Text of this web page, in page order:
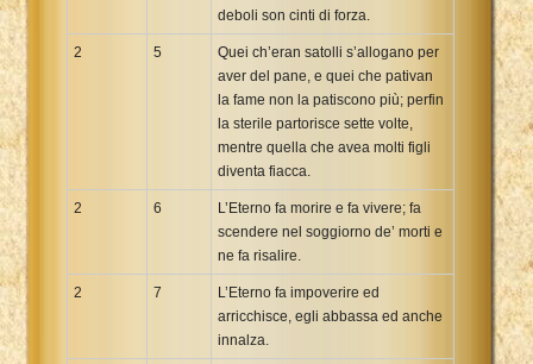
deboli son cinti di forza.
2 5
Quei ch’eran satolli s’allogano per
aver del pane, e quei che pativan
la fame non la patiscono più; perfin
la sterile partorisce sette volte,
mentre quella che avea molti figli
diventa fiacca.
2 6
L’Eterno fa morire e fa vivere; fa
scendere nel soggiorno de’ morti e
ne fa risalire.
2 7
L’Eterno fa impoverire ed
arricchisce, egli abbassa ed anche
innalza.